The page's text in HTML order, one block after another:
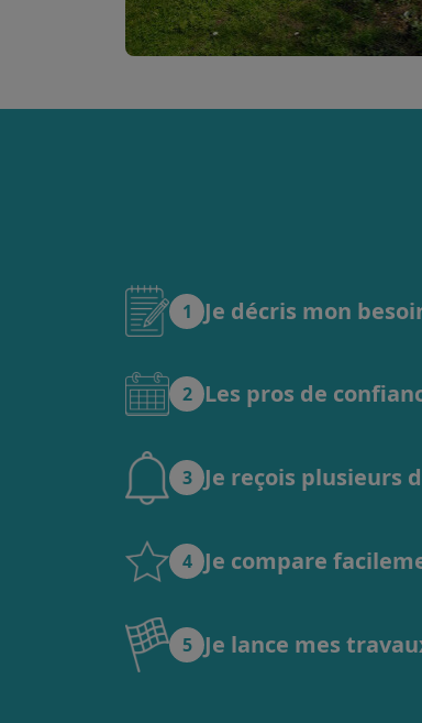
1 Je décris mon
2 Les pros de
3 Je reçois plusieurs
4 Je compare
5 Je lance mes